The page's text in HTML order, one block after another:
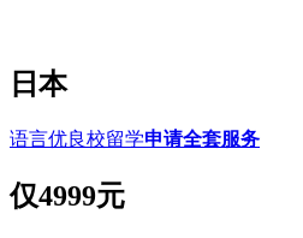
日本
语言优良校留学申请全套服务
仅4999元